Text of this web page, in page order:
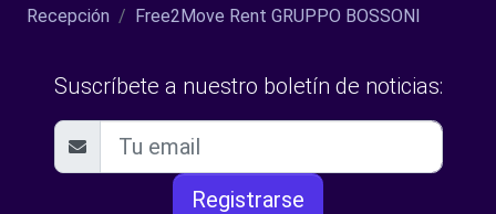
Recepción Free2Move Rent GRUPPO BOSSONI
Suscríbete a nuestro boletín de noticias:
Registrarse